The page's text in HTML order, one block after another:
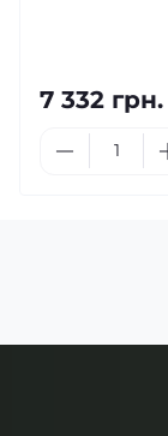
7 332 грн.